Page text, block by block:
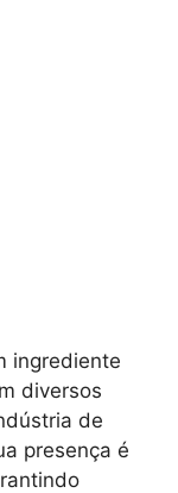
ingrediente
diversos
de
presença é